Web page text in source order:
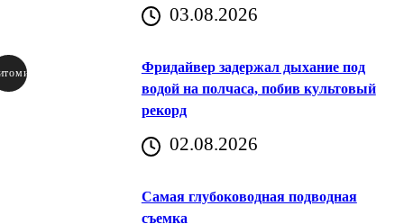
03.08.2026
Фридайвер задержал дыхание под
водой на полчаса, побив культовый
рекорд
02.08.2026
Самая глубоководная подводная
съемка